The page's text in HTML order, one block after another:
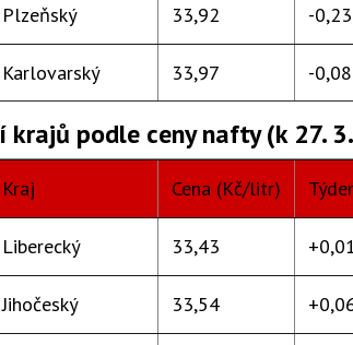
Plzeňský 33,92 -0,23
Karlovarský 33,97 -0,08
Středočeský 33,99 -0,09
Královéhradecký 34,03 -0,07
Olomoucký 34,10 +0,03
Pardubický 34,11
krajů podle ceny nafty (k 27.
Kraj Cena (Kč/litr)
Liberecký 33,43 +0,01
Jihočeský 33,54